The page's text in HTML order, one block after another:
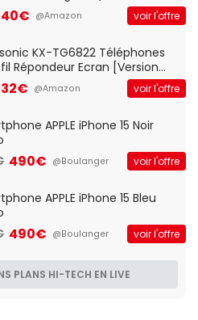
VPN, Triple Vlan, Mode Point
et Bridge, contrôle Parental,
40€ @Amazon voir l'offre
KX-TG6822 Téléphones
Répondeur Ecran [Version
32€ @Amazon voir l'offre
APPLE iPhone 15 Noir
490€ @Boulanger voir l'offre
APPLE iPhone 15 Bleu
490€ @Boulanger voir l'offre
PLANS HI-TECH EN LIVE